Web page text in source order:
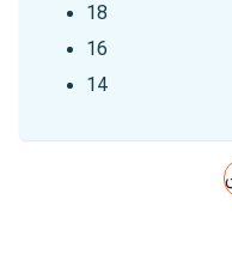
18
16
14